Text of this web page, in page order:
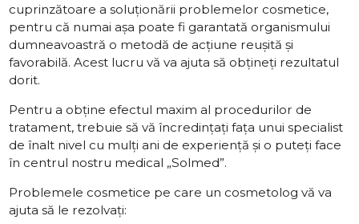
cuprinzătoare a soluționării problemelor cosmetice,
pentru că numai așa poate fi garantată organismului
dumneavoastră o metodă de acțiune reușită și
favorabilă. Acest lucru vă va ajuta să obțineți rezultatul
dorit.
Pentru a obține efectul maxim al procedurilor de
tratament, trebuie să vă încredințați fața unui specialist
de înalt nivel cu mulți ani de experiență și o puteți face
în centrul nostru medical „Solmed”.
Problemele cosmetice pe care un cosmetolog vă va
ajuta să le rezolvați: